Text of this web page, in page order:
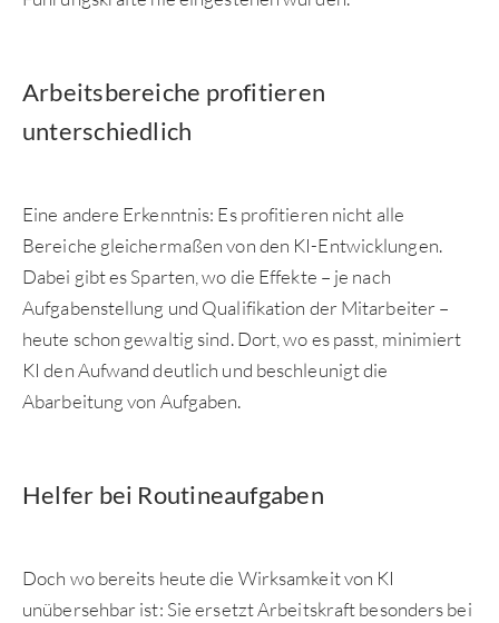
Arbeitsbereiche profitieren
unterschiedlich
Eine andere Erkenntnis: Es profitieren nicht alle
Bereiche gleichermaßen von den KI-Entwicklungen.
Dabei gibt es Sparten, wo die Effekte – je nach
Aufgabenstellung und Qualifikation der Mitarbeiter –
heute schon gewaltig sind. Dort, wo es passt, minimiert
KI den Aufwand deutlich und beschleunigt die
Abarbeitung von Aufgaben.
Helfer bei Routineaufgaben
Doch wo bereits heute die Wirksamkeit von KI
unübersehbar ist: Sie ersetzt Arbeitskraft besonders bei